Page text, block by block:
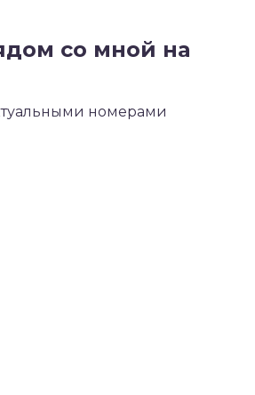
со мной на
номерами